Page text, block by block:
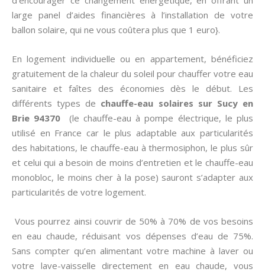
large panel d’aides financières à l’installation de votre
ballon solaire, qui ne vous coûtera plus que 1 euro}.
En logement individuelle ou en appartement, bénéficiez
gratuitement de la chaleur du soleil pour chauffer votre eau
sanitaire et faîtes des économies dès le début. Les
différents types de chauffe-eau solaires sur Sucy en
Brie 94370 (le chauffe-eau à pompe électrique, le plus
utilisé en France car le plus adaptable aux particularités
des habitations, le chauffe-eau à thermosiphon, le plus sûr
et celui qui a besoin de moins d’entretien et le chauffe-eau
monobloc, le moins cher à la pose) sauront s’adapter aux
particularités de votre logement.
Vous pourrez ainsi couvrir de 50% à 70% de vos besoins
en eau chaude, réduisant vos dépenses d’eau de 75%.
Sans compter qu’en alimentant votre machine à laver ou
votre lave-vaisselle directement en eau chaude, vous